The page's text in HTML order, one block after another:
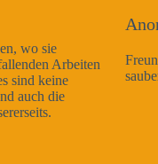
Freundliche Mitarbeiter,
sauber, Kann ich nur